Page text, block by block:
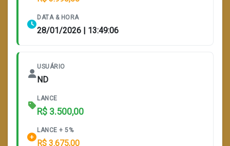
DATA & HORA
28/01/2026 | 13:49:06
USUÁRIO
ND
LANCE
R$ 3.500,00
LANCE + 5%
R$ 3.675,00